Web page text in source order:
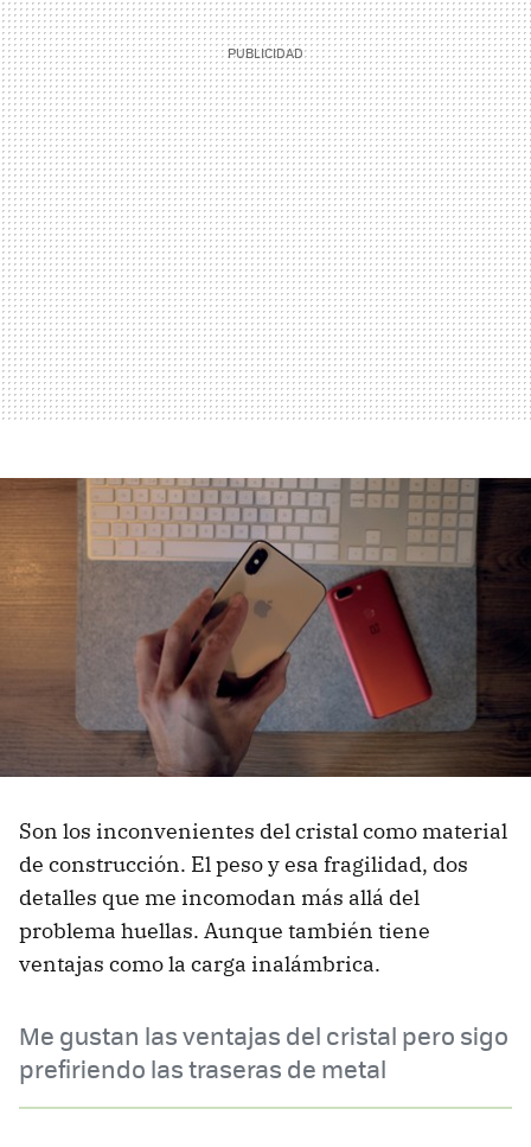
Son los inconvenientes del cristal como material
de construcción. El peso y esa fragilidad, dos
detalles que me incomodan más allá del
problema huellas. Aunque también tiene
ventajas como la carga inalámbrica.
Me gustan las ventajas del cristal pero sigo
prefiriendo las traseras de metal